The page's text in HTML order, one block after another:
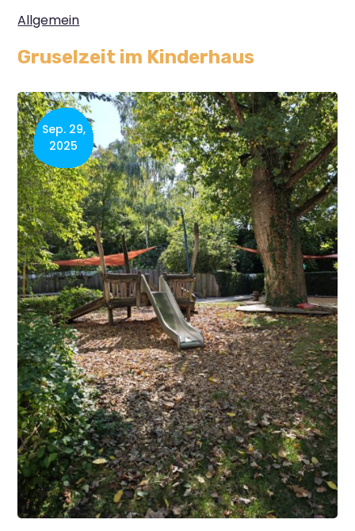
Gruselzeit im Kinderhaus
Allgemein
Sep. 29,
2025